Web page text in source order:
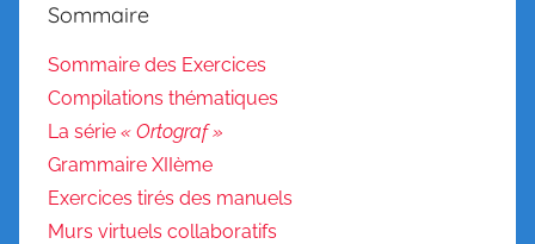
u
e
t
t
e
Sommaire
Sommaire des Exercices
Compilations thématiques
La série « Ortograf »
Grammaire XIIème
Exercices tirés des manuels
Murs virtuels collaboratifs